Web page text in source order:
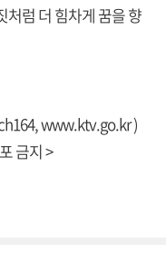
처럼 더 힘차게 꿈을 향
www.ktv.go.kr)
금지 >